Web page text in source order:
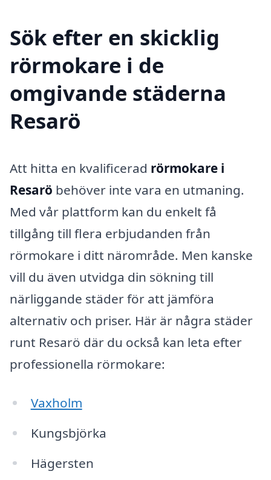
Sök efter en skicklig
rörmokare i de
omgivande städerna
Resarö
Att hitta en kvalificerad rörmokare i
Resarö behöver inte vara en utmaning.
Med vår plattform kan du enkelt få
tillgång till flera erbjudanden från
rörmokare i ditt närområde. Men kanske
vill du även utvidga din sökning till
närliggande städer för att jämföra
alternativ och priser. Här är några städer
runt Resarö där du också kan leta efter
professionella rörmokare:
Vaxholm
Kungsbjörka
Hägersten